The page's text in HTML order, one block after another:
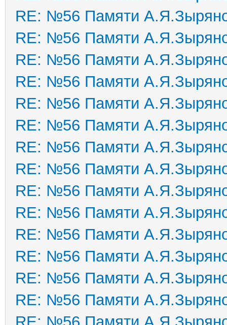
RE: №56 Памяти
RE: №56 Памяти
RE: №56 Памяти
RE: №56 Памяти
RE: №56 Памяти
RE: №56 Памяти
RE: №56 Памяти
RE: №56 Памяти
RE: №56 Памяти
RE: №56 Памяти
RE: №56 Памяти
RE: №56 Памяти
RE: №56 Памяти
RE: №56 Памяти